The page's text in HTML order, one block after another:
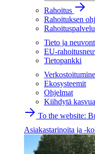
Rahoitus
Rahoituksen
Tieto ja
EU-
Tietopankki
Ekosysteemit
Ohjelmat
Kiihdytä
To the website:
Asiakastarinoita ja -